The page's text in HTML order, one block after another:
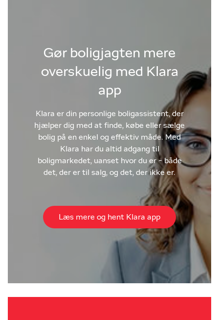
Gør boligjagten mere
overskuelig med Klara
app
Klara er din personlige boligassistent, der
hjælper dig med at finde, købe eller sælge
bolig på en enkel og effektiv måde. Med
Klara har du altid adgang til
boligmarkedet, uanset hvor du er - både
det, der er til salg, og det, der ikke er.
Læs mere og hent Klara app